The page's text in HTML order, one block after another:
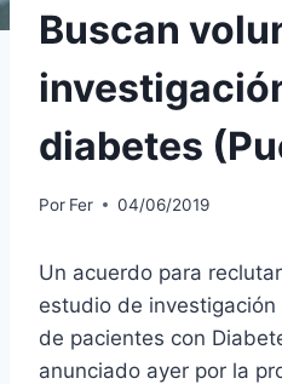
Buscan
diabetes
Por Fer 04/06/2019
Un acuerdo para
estudio de
de pacientes con
anunciado ayer por la